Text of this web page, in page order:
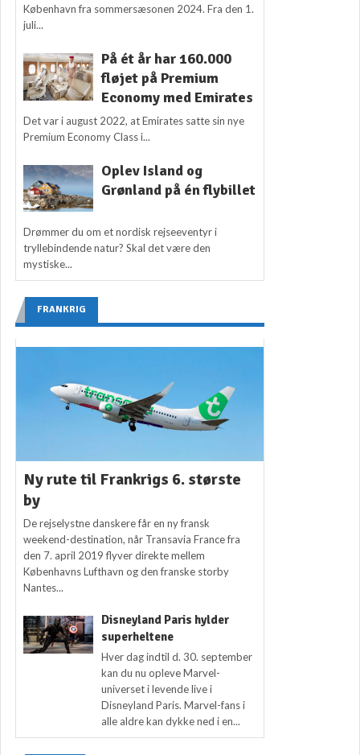
København fra sommersæsonen 2024. Fra den 1.
juli...
På ét år har 160.000
fløjet på Premium
Economy med Emirates
Det var i august 2022, at Emirates satte sin nye
Premium Economy Class i...
Oplev Island og
Grønland på én flybillet
Drømmer du om et nordisk rejseeventyr i
tryllebindende natur? Skal det være den
mystiske...
FRANKRIG
Ny rute til Frankrigs 6. største
by
De rejselystne danskere får en ny fransk
weekend-destination, når Transavia France fra
den 7. april 2019 flyver direkte mellem
Københavns Lufthavn og den franske storby
Nantes...
Disneyland Paris hylder
superheltene
Hver dag indtil d. 30. september
kan du nu opleve Marvel-
universet i levende live i
Disneyland Paris. Marvel-fans i
alle aldre kan dykke ned i en...